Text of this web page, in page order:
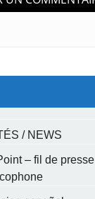
/ NEWS
– fil de presse